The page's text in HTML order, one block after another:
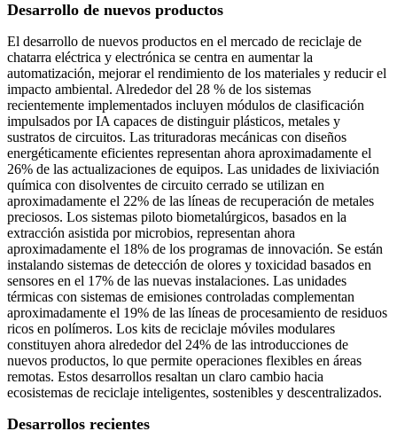
Desarrollo de nuevos productos
El desarrollo de nuevos productos en el mercado de reciclaje de
chatarra eléctrica y electrónica se centra en aumentar la
automatización, mejorar el rendimiento de los materiales y reducir el
impacto ambiental. Alrededor del 28 % de los sistemas
recientemente implementados incluyen módulos de clasificación
impulsados ​​por IA capaces de distinguir plásticos, metales y
sustratos de circuitos. Las trituradoras mecánicas con diseños
energéticamente eficientes representan ahora aproximadamente el
26% de las actualizaciones de equipos. Las unidades de lixiviación
química con disolventes de circuito cerrado se utilizan en
aproximadamente el 22% de las líneas de recuperación de metales
preciosos. Los sistemas piloto biometalúrgicos, basados ​​en la
extracción asistida por microbios, representan ahora
aproximadamente el 18% de los programas de innovación. Se están
instalando sistemas de detección de olores y toxicidad basados ​​en
sensores en el 17% de las nuevas instalaciones. Las unidades
térmicas con sistemas de emisiones controladas complementan
aproximadamente el 19% de las líneas de procesamiento de residuos
ricos en polímeros. Los kits de reciclaje móviles modulares
constituyen ahora alrededor del 24% de las introducciones de
nuevos productos, lo que permite operaciones flexibles en áreas
remotas. Estos desarrollos resaltan un claro cambio hacia
ecosistemas de reciclaje inteligentes, sostenibles y descentralizados.
Desarrollos recientes